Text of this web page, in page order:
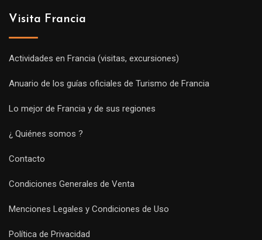
Visita Francia
Actividades en Francia (visitas, excursiones)
Anuario de los guías oficiales de Turismo de Francia
Lo mejor de Francia y de sus regiones
¿ Quiénes somos ?
Contacto
Condiciones Generales de Venta
Menciones Legales y Condiciones de Uso
Política de Privacidad